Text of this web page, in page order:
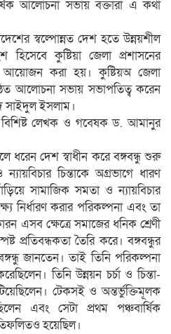
আলোচনা সভায় বক্তারা এ কথা
স্বল্পোন্নত দেশ হতে উন্নয়শীল
কুষ্টিয়া জেলা প্রশাসনের
করা হয়। কুষ্টিয়অ জেলা
আলোচনা সভায় সভাপতিত্ব করেন
সাইদুল ইসলাম।
লেখক ও গবেষক ড. আমানুর
দেশ স্বাধীন করে বঙ্গবন্ধু শুরু
চিন্তাকে অগ্রভাগে ধারণ
সামাজিক সমতা ও ন্যায়বিচার
নির্ধারণ করার পরিকল্পনা এবং তা
এসব ক্ষেত্রে সমাজের ধনিক শ্রেণী
প্রতিবন্ধকতা তৈরি করে। বঙ্গবন্ধুর
জানতেন। তাই তিনি পরিকল্পনা
তিনি উন্নয়ন চর্চা ও চিন্তা-
টেকসই ও অন্তর্ভুক্তিমূলক
এবং সেটা প্রথম পঞ্চবার্ষিক
হয়েছিল।